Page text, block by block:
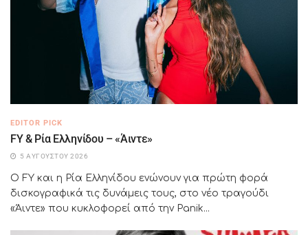
EDITOR PICK
FY & Ρία Ελληνίδου – «Άιντε»
5 ΑΥΓΟΎΣΤΟΥ 2026
Ο FY και η Ρία Ελληνίδου ενώνουν για πρώτη φορά
δισκογραφικά τις δυνάμεις τους, στο νέο τραγούδι
«Άιντε» που κυκλοφορεί από την Panik...